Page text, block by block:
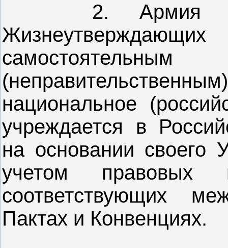
2. Армия
национальное
учреждается в
на основании своего
учетом правовых
соответствующих
Пактах и Конвенциях.